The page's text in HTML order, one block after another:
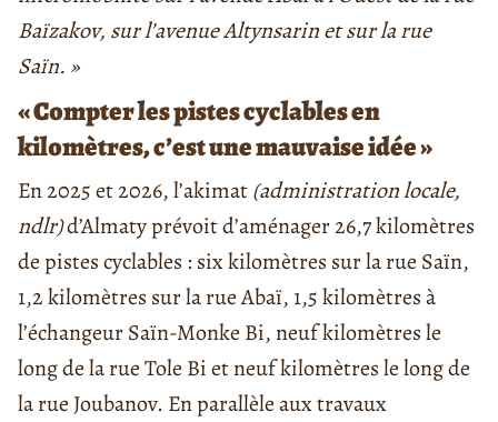
Baïzakov, sur l’avenue Altynsarin et sur la rue
Saïn. »
« Compter les pistes cyclables en
kilomètres, c’est une mauvaise idée »
En 2025 et 2026, l’akimat(administration locale,
ndlr)d’Almaty prévoit d’aménager 26,7 kilomètres
de pistes cyclables : six kilomètres sur la rue Saïn,
1,2 kilomètres sur la rue Abaï, 1,5 kilomètres à
l’échangeur Saïn-Monke Bi, neuf kilomètres le
long de la rue Tole Bi et neuf kilomètres le long de
la rue Joubanov. En parallèle aux travaux